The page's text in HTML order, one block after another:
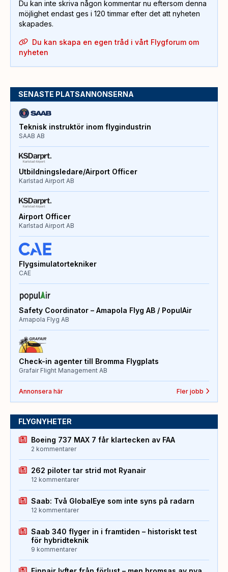
Du kan inte skriva någon kommentar nu eftersom denna
möjlighet endast ges i 120 timmar efter det att nyheten
skapades.
Du kan skapa en egen tråd i vårt Flygforum om
nyheten
SENASTE PLATSANNONSERNA
Teknisk instruktör inom flygindustrin
SAAB AB
Utbildningsledare/Airport Officer
Karlstad Airport AB
Airport Officer
Karlstad Airport AB
Flygsimulatortekniker
CAE
Safety Coordinator – Amapola Flyg AB / PopulAir
Amapola Flyg AB
Check-in agenter till Bromma Flygplats
Grafair Flight Management AB
Annonsera här Fler jobb
FLYGNYHETER
Boeing 737 MAX 7 får klartecken av FAA
2 kommentarer
262 piloter tar strid mot Ryanair
12 kommentarer
Saab: Två GlobalEye som inte syns på radarn
12 kommentarer
Saab 340 flyger in i framtiden – historiskt test
för hybridteknik
9 kommentarer